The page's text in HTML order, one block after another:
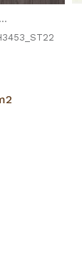
IVERICA OPLEMENJENA